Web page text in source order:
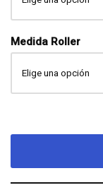
Medida Roller